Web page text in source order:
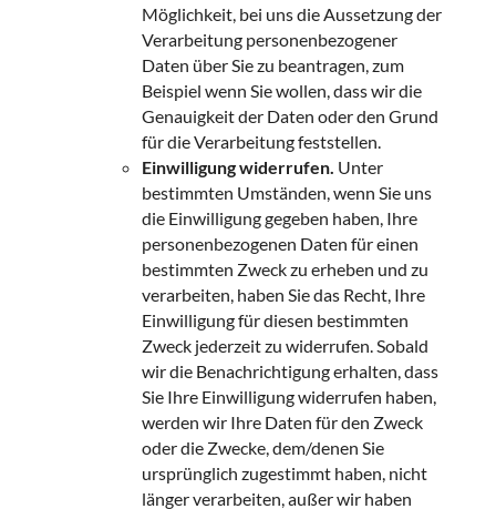
Möglichkeit, bei uns die Aussetzung der
Verarbeitung personenbezogener
Daten über Sie zu beantragen, zum
Beispiel wenn Sie wollen, dass wir die
Genauigkeit der Daten oder den Grund
für die Verarbeitung feststellen.
Einwilligung widerrufen. Unter
bestimmten Umständen, wenn Sie uns
die Einwilligung gegeben haben, Ihre
personenbezogenen Daten für einen
bestimmten Zweck zu erheben und zu
verarbeiten, haben Sie das Recht, Ihre
Einwilligung für diesen bestimmten
Zweck jederzeit zu widerrufen. Sobald
wir die Benachrichtigung erhalten, dass
Sie Ihre Einwilligung widerrufen haben,
werden wir Ihre Daten für den Zweck
oder die Zwecke, dem/denen Sie
ursprünglich zugestimmt haben, nicht
länger verarbeiten, außer wir haben